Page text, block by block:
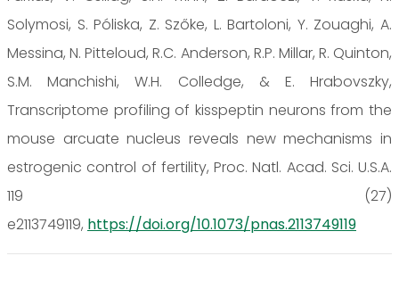
Solymosi, S. Póliska, Z. Szőke, L. Bartoloni, Y. Zouaghi, A.
Messina, N. Pitteloud, R.C. Anderson, R.P. Millar, R. Quinton,
S.M. Manchishi, W.H. Colledge, & E. Hrabovszky,
Transcriptome profiling of kisspeptin neurons from the
mouse arcuate nucleus reveals new mechanisms in
estrogenic control of fertility, Proc. Natl. Acad. Sci. U.S.A.
119 (27)
e2113749119, https://doi.org/10.1073/pnas.2113749119